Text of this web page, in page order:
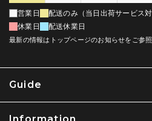
Guide
Information
営業日
配送のみ（当日出荷サービス対
休業日
配送休業日
最新の情報はトップページのお知らせをご参照